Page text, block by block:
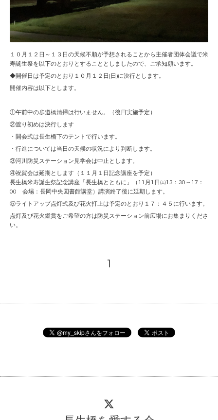
１０月１２日～１３日の天候不順が予想されることから主催者団体会議で米
寿誕生祭を以下のとおりとすることとしましたので、ご承知願います。
◆開催日は予定のとおり１０月１２日(日)に決行とします。
開催内容は以下とします。
①午前中の歩道橋清掃は行いません。（後日実施予定）
②渡り初めは決行します
・開会式は長生橋下のテントで行います。
・行進については当日の天候の状況により判断します。
③河川防災ステーション見学会は中止とします。
④祝賀会は延期とします（１１月１日記念講座を予定）
長生橋米寿誕生祭記念講座「長生橋とともに」（11月1日㈯13：30～17：
00 会場：長岡中央図書館講堂）講演終了後に延期します。
⑤ライトアップ点灯式及び花火打上は予定のとおり１７：４５に行います。
点灯及び花火鑑賞をご希望の方は防災ステーション前広場にお集まりくださ
い。
1